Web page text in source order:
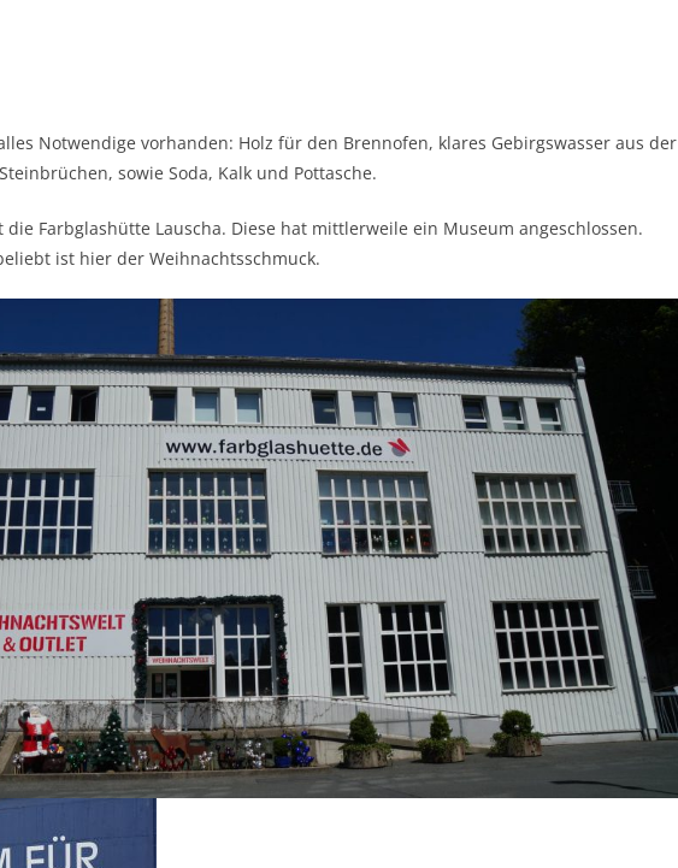
Notwendige vorhanden: Holz für den Brennofen, klares Gebirgswasser aus der
sowie Soda, Kalk und Pottasche.
Farbglashütte Lauscha. Diese hat mittlerweile ein Museum angeschlossen.
ist hier der Weihnachtsschmuck.